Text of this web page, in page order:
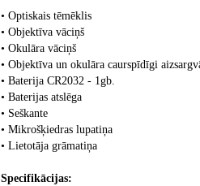
• Optiskais tēmēklis
• Objektīva vāciņš
• Okulāra vāciņš
• Objektīva un okulāra caurspīdīgi
• Baterija CR2032 - 1gb.
• Baterijas atslēga
• Seškante
• Mikrošķiedras lupatiņa
• Lietotāja grāmatiņa
Specifikācijas: